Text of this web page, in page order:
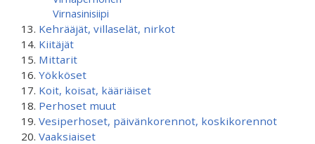
Virnasinisiipi
Kehrääjät, villaselät, nirkot
Kiitäjät
Mittarit
Yökköset
Koit, koisat, kääriäiset
Perhoset muut
Vesiperhoset, päivänkorennot, koskikorennot
Vaaksiaiset